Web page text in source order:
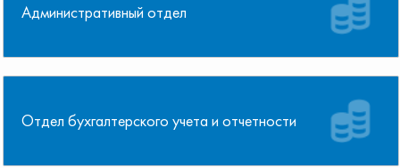
Административный отдел
Отдел бухгалтерского учета и отчетности